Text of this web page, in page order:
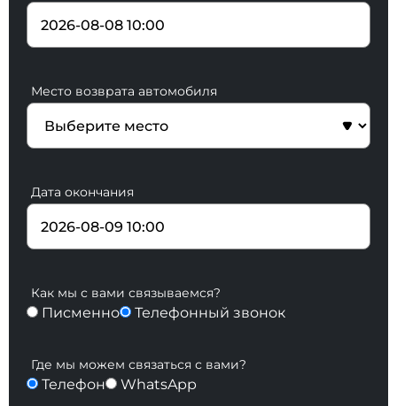
Место возврата автомобиля
Дата окончания
Как мы с вами связываемся?
Писменно Телефонный звонок
Где мы можем связаться с вами?
Телефон WhatsApp